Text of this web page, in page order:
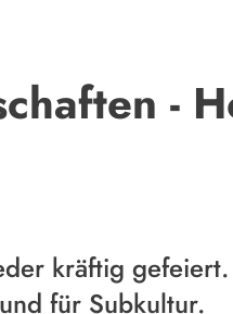
-
kräftig
für Subkultur.